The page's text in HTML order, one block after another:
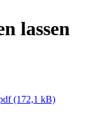
lassen
(172,1 kB)